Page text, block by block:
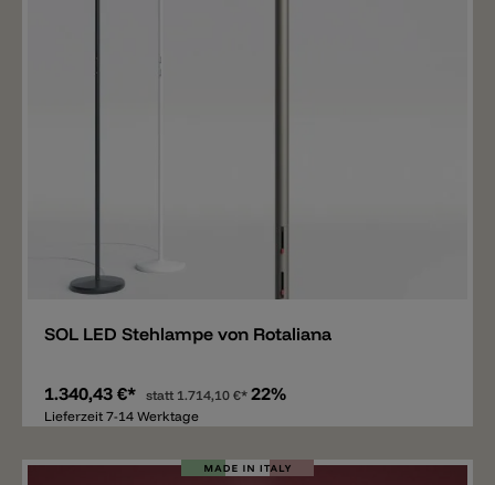
SOL LED Stehlampe von Rotaliana
1.340,43 €* statt 1.714,10 €* 22%
Lieferzeit 7-14 Werktage